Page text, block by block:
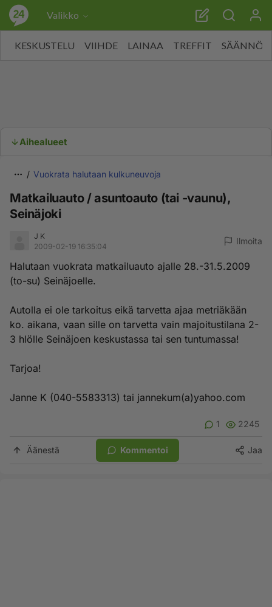
Valikko
KESKUSTELU VIIHDE LAINAA TREFFIT SÄÄNNÖT
Aihealueet
Vuokrata halutaan kulkuneuvoja
Matkailuauto / asuntoauto (tai -vaunu),
Seinäjoki
J K
2009-02-19 16:35:04
Ilmoita
Halutaan vuokrata matkailuauto ajalle 28.-31.5.2009
(to-su) Seinäjoelle.
Autolla ei ole tarkoitus eikä tarvetta ajaa metriäkään
ko. aikana, vaan sille on tarvetta vain majoitustilana 2-
3 hlölle Seinäjoen keskustassa tai sen tuntumassa!
Tarjoa!
Janne K (040-5583313) tai jannekum(a)yahoo.com
1 2245
Äänestä Kommentoi Jaa